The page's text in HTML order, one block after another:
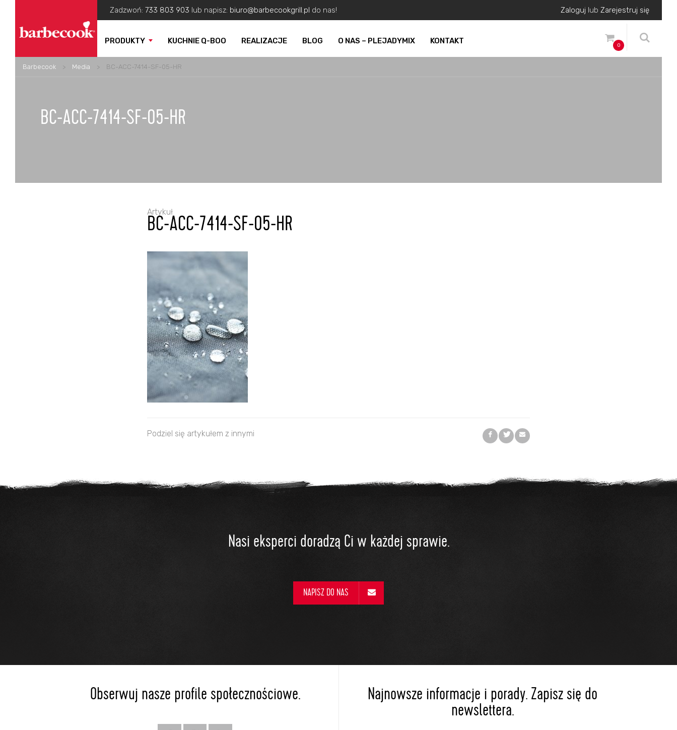
Zadzwoń: 733 803 903 lub napisz: biuro@barbecookgrill.pl do nas! Zaloguj lub Zarejestruj się
PRODUKTY KUCHNIE Q-BOO REALIZACJE BLOG O NAS – PLEJADYMIX KONTAKT 0
Barbecook > Media > BC-ACC-7414-SF-05-HR
BC-ACC-7414-SF-05-HR
Artykuł
BC-ACC-7414-SF-05-HR
Podziel się artykułem z innymi
Nasi eksperci doradzą Ci w każdej sprawie.
NAPISZ DO NAS
Obserwuj nasze profile społecznościowe.
Najnowsze informacje i porady. Zapisz się do
newslettera.